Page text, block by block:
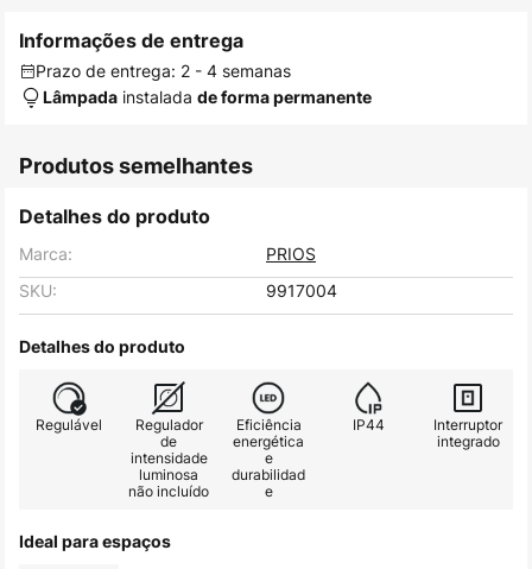
Informações de entrega
Prazo de entrega: 2 - 4 semanas
Lâmpada instalada de forma permanente
Produtos semelhantes
Detalhes do produto
Marca:
PRIOS
SKU:
9917004
Detalhes do produto
Regulável
Regulador
de
intensidade
luminosa
não incluído
Eficiência
energética
e
durabilidad
e
IP44
Interruptor
integrado
Ideal para espaços